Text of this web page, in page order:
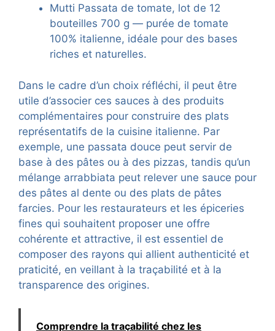
Mutti Passata de tomate, lot de 12
bouteilles 700 g — purée de tomate
100% italienne, idéale pour des bases
riches et naturelles.
Dans le cadre d’un choix réfléchi, il peut être
utile d’associer ces sauces à des produits
complémentaires pour construire des plats
représentatifs de la cuisine italienne. Par
exemple, une passata douce peut servir de
base à des pâtes ou à des pizzas, tandis qu’un
mélange arrabbiata peut relever une sauce pour
des pâtes al dente ou des plats de pâtes
farcies. Pour les restaurateurs et les épiceries
fines qui souhaitent proposer une offre
cohérente et attractive, il est essentiel de
composer des rayons qui allient authenticité et
praticité, en veillant à la traçabilité et à la
transparence des origines.
Comprendre la traçabilité chez les